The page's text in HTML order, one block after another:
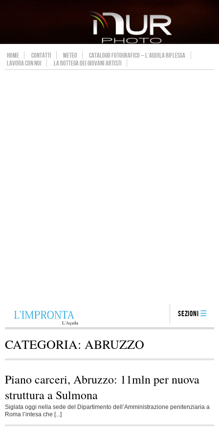
HOME CONTATTI METEO
CATALOGO FOTOGRAFICO – L’AQUILA RIFLESSA
LAVORA CON NOI
LA BOTTEGA DEI GIOVANI ARTISTI
Sezioni
CATEGORIA: ABRUZZO
Piano carceri, Abruzzo: 11mln per nuova
struttura a Sulmona
Siglata oggi nella sede del Dipartimento dell’Amministrazione penitenziaria a
Roma l’intesa che [...]